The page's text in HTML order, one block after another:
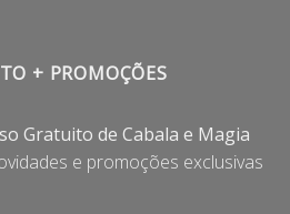
+ PROMOÇÕES
Gratuito de Cabala e Magia
e promoções exclusivas